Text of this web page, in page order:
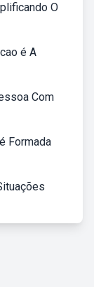
O
é A
Com
Formada